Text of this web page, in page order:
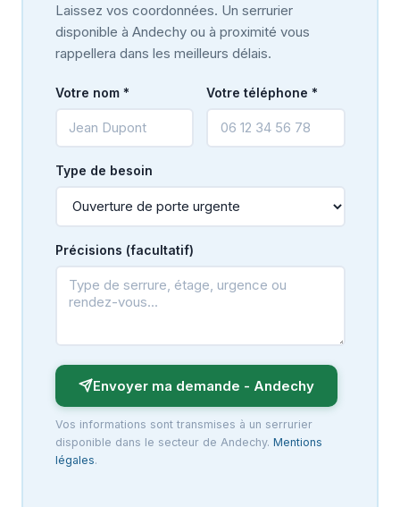
Laissez vos coordonnées. Un serrurier
disponible à Andechy ou à proximité vous
rappellera dans les meilleurs délais.
Votre nom * Votre téléphone *
Type de besoin
Précisions (facultatif)
Envoyer ma demande - Andechy
Vos informations sont transmises à un serrurier
disponible dans le secteur de Andechy. Mentions
légales.